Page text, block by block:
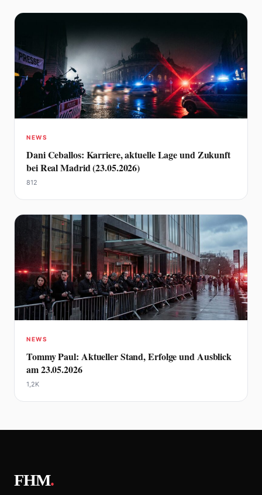
NEWS
Dani Ceballos: Karriere, aktuelle Lage und Zukunft
bei Real Madrid (23.05.2026)
812
NEWS
Tommy Paul: Aktueller Stand, Erfolge und Ausblick
am 23.05.2026
1,2K
FHM.